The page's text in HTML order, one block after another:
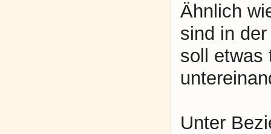
Ähnlich
sind in
soll etwas
Unter